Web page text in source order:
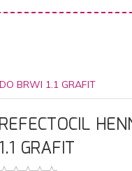
BRWI 1.1 GRAFIT
REFECTOCIL
1.1 GRAFIT